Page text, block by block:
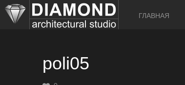
ГЛАВНАЯ
poli05